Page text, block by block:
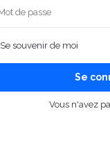
Se souvenir de moi
Se
Vous n'avez